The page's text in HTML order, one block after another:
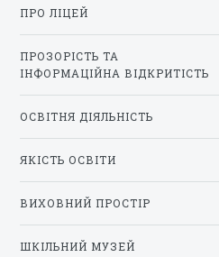
ПРО ЛІЦЕЙ
ПРОЗОРІСТЬ ТА
ІНФОРМАЦІЙНА ВІДКРИТІСТЬ
ОСВІТНЯ ДІЯЛЬНІСТЬ
ЯКІСТЬ ОСВІТИ
ВИХОВНИЙ ПРОСТІР
ШКІЛЬНИЙ МУЗЕЙ